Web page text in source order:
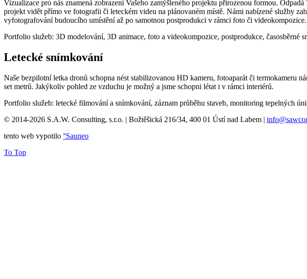
Vizualizace pro nás znamená zobrazení Vašeho zamýšleného projektu přirozenou formou.
projekt vidět přímo ve fotografii či leteckém videu na plánovaném místě. Námi nabízené služby
vyfotografování budoucího umístění až po samotnou postprodukci v rámci foto či videokompozice.
Portfolio služeb: 3D modelování, 3D animace, foto a videokompozice, postprodukce, časosběrné
Letecké snímkování
Naše bezpilotní letka dronů schopna nést stabilizovanou HD kameru, fotoaparát či termokameru
set metrů. Jakýkoliv pohled ze vzduchu je možný a jsme schopni létat i v rámci interiérů.
Portfolio služeb: letecké filmování a snímkování, záznam průběhu staveb, monitoring tepelných
© 2014-2026 S.A.W. Consulting, s.r.o. | Božtěšická 216/34, 400 01 Ústí nad Labem |
tento web vypotilo °Sauneo
To Top